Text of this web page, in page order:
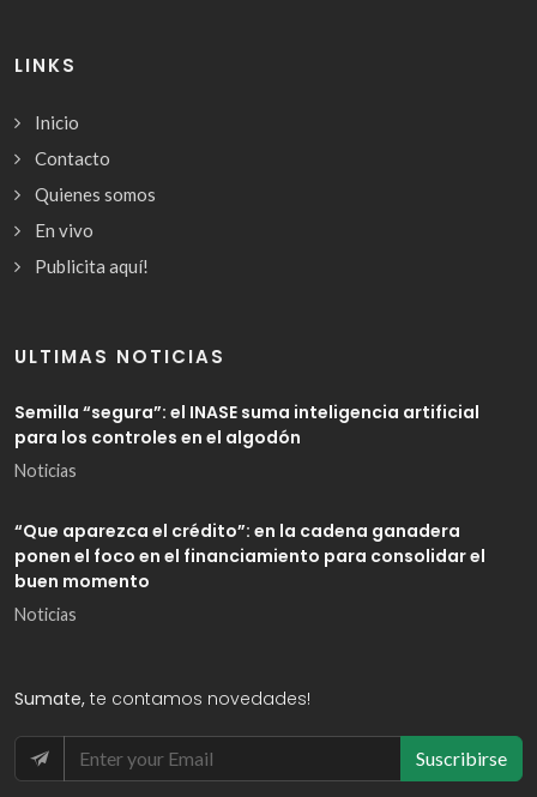
LINKS
Inicio
Contacto
Quienes somos
En vivo
Publicita aquí!
ULTIMAS NOTICIAS
Semilla “segura”: el INASE suma inteligencia artificial
para los controles en el algodón
Noticias
“Que aparezca el crédito”: en la cadena ganadera
ponen el foco en el financiamiento para consolidar el
buen momento
Noticias
Sumate, te contamos novedades!
Suscribirse